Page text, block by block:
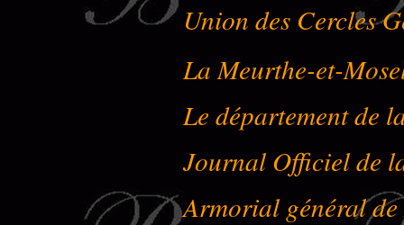
Union des Cercles
La Meurthe-et-
Le département de
Journal Officiel de
Armorial général de